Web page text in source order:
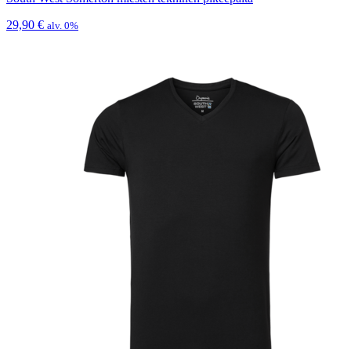
29,90 € alv. 0%